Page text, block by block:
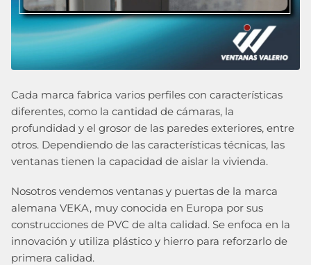
Cada marca fabrica varios perfiles con características
diferentes, como la cantidad de cámaras, la
profundidad y el grosor de las paredes exteriores, entre
otros. Dependiendo de las características técnicas, las
ventanas tienen la capacidad de aislar la vivienda.
Nosotros vendemos ventanas y puertas de la marca
alemana VEKA, muy conocida en Europa por sus
construcciones de PVC de alta calidad. Se enfoca en la
innovación y utiliza plástico y hierro para reforzarlo de
primera calidad.